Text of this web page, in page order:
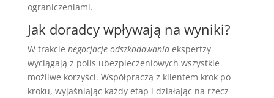
ograniczeniami.
Jak doradcy wpływają na wyniki?
W trakcie negocjacje odszkodowaniaekspertzy
wyciągają z polis ubezpieczeniowych wszystkie
możliwe korzyści. Współpraczą z klientem krok po
kroku, wyjaśniając każdy etap i działając na rzecz